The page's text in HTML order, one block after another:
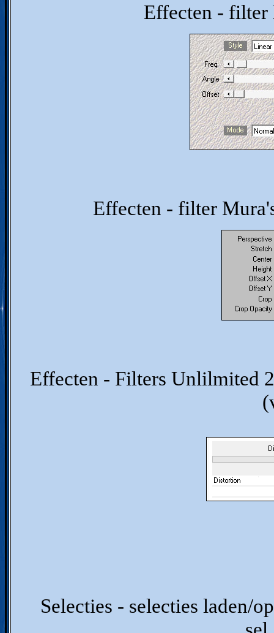
Effecten - filter
Effecten - filter
Effecten - Filters Unlilmited
Selecties - selecties laden/